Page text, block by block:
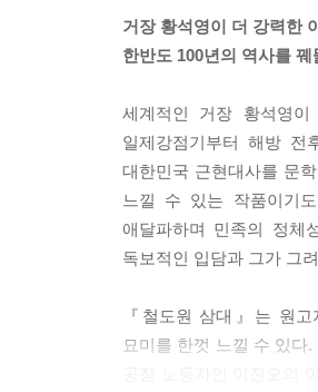
그녀는 손자의 손목을 잡
“저어기 하늘에 별들 좀
--- p.213
모녀는 저녁조차 먹지 못
부르짖었다.
“같이 좀 살자, 못된 것들
이진오는 그녀가 말하려
게 말했어. 어쨌든 세상
--- p.410
거장 황석영이 더 강력한
한반도 100년의 역사를
세계적인 거장 황석영
일제강점기부터 해방 전
대한민국 근현대사를 문
느낄 수 있는 작품이기
애달파하며 민족의 정체
독보적인 입담과 그가 그
『철도원 삼대』는 원
묘미를 한껏 느낄 수 있다